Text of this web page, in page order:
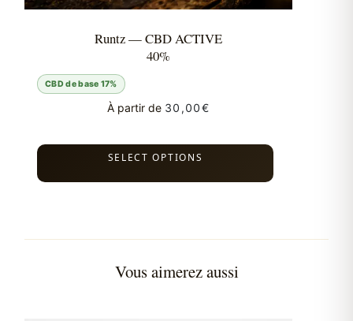
Runtz — CBD ACTIVE
40%
CBD de base 17%
À partir de 30,00€
SELECT OPTIONS
Vous aimerez aussi